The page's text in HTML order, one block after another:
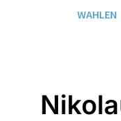
WAHLEN